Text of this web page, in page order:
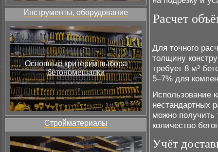
Инструменты, оборудование
Основные критерии выбора
бетономешалки
Стройматериалы
Расчет
Для точного
толщину
требует 8 м³
5–7% для
Использование
нестандартных
можно получить
количество
Учёт